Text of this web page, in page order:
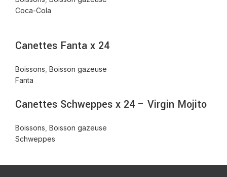
Coca-Cola
Canettes Fanta x 24
Boissons Boisson gazeuse
Fanta
Canettes Schweppes x 24 – Virgin Mojito
Boissons Boisson gazeuse
Schweppes